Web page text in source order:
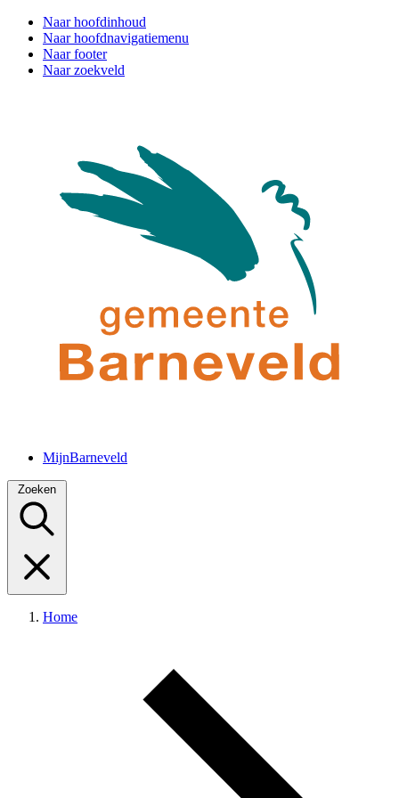
Naar hoofdinhoud
Naar hoofdnavigatiemenu
Naar footer
Naar zoekveld
MijnBarneveld
Zoeken
Home